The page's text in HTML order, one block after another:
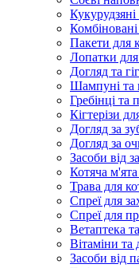
Пакети для
Лопатки для
Догляд та
Шампуні та
Гребінці та
Кігтерізи
Догляд за
Догляд за
Засоби від
Котяча
Трава для
Спреї для
Спреї для
Ветаптека
Вітаміни та
Засоби від